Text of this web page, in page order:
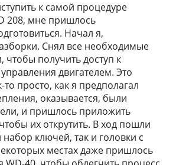
к самой процедуре
208, мне пришлось
Начал я,
Снял все необходимые
чтобы получить доступ к
двигателем. Это
то просто, как я предполагал
оказывается, были
и пришлось приложить
их открутить. В ход пошли
набор ключей, так и головки с
местах даже пришлось